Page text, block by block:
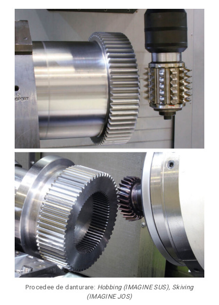
Procedee de danturare: Hobbing (IMAGINE SUS), Skiving
(IMAGINE JOS)